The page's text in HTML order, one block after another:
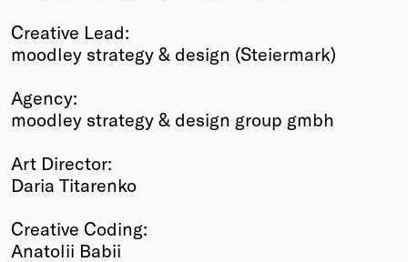
Creative Lead:
moodley strategy & design (Steiermark)
Agency:
moodley strategy & design group gmbh
Art Director:
Daria Titarenko
Creative Coding:
Anatolii Babii